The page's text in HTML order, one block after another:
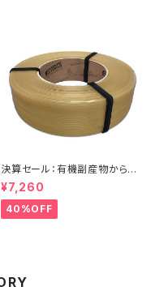
決算セール：有機副産物からリ
サイクルされた『ReForm Orga
nic rPLA』
¥7,260
40%OFF